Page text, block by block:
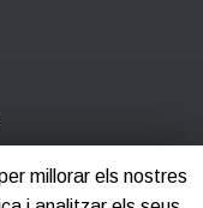
millorar els nostres